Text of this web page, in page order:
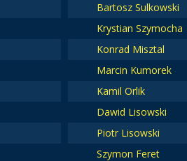
Bartosz Sulkowski
Krystian Szymocha
Konrad Misztal
Marcin Kumorek
Kamil Orlik
Dawid Lisowski
Piotr Lisowski
Szymon Feret